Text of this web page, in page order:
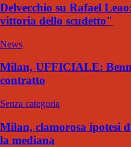
Delvecchio su Rafael
vittoria dello scudetto"
News
Milan, UFFICIALE:
contratto
Senza categoria
Milan, clamorosa ipotesi
la mediana